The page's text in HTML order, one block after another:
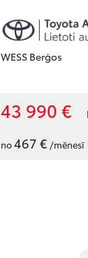
WESS Berģos
43 990 €
no467 € /mēnesī